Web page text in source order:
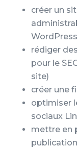
créer un
WordPress
rédiger
pour le
site)
créer une
optimiser
sociaux
mettre en